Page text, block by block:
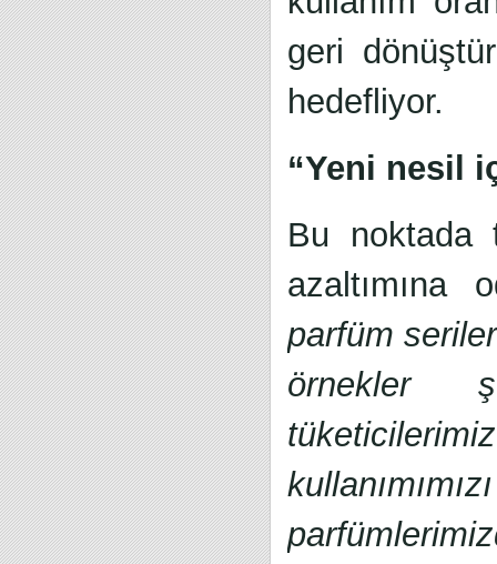
geri
hedefliyor.
“Yeni nesil
Bu noktada
azaltımına
parfüm
örnekler